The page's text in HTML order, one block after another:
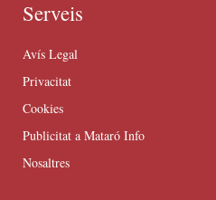
Serveis
Avís Legal
Privacitat
Cookies
Publicitat a Mataró Info
Nosaltres